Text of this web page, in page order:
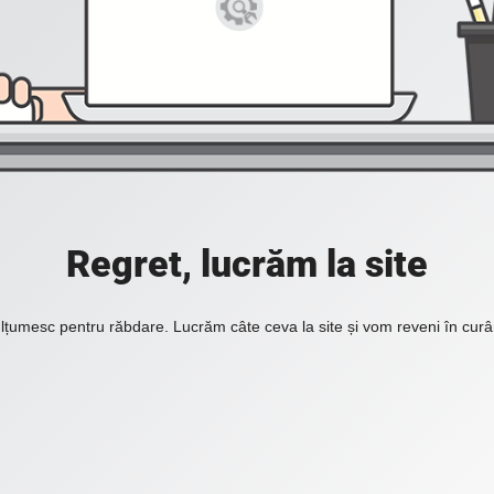
Regret, lucrăm la site
pentru răbdare. Lucrăm câte ceva la site și vom reveni în